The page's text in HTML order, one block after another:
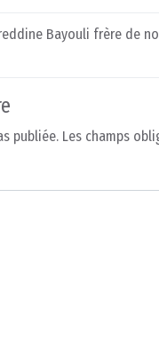
Bayouli frère de
publiée. Les champs